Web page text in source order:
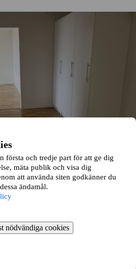
första och tredje part för att ge dig
mäta publik och visa dig
att använda siten godkänner du
ändamål.
nödvändiga cookies